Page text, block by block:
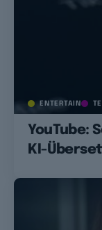
ENTERTAIN
YouTube:
KI-